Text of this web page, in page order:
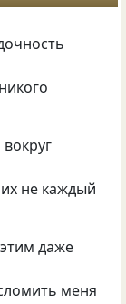
не каждый
даже
меня